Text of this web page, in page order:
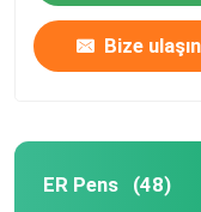
Bize ulaşın
ER Pens (48)